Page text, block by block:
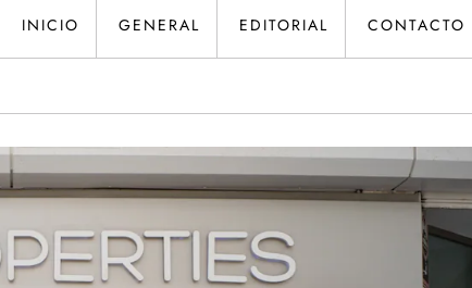
INICIO GENERAL EDITORIAL CONTACTO